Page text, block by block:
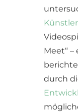
Meet“
durch